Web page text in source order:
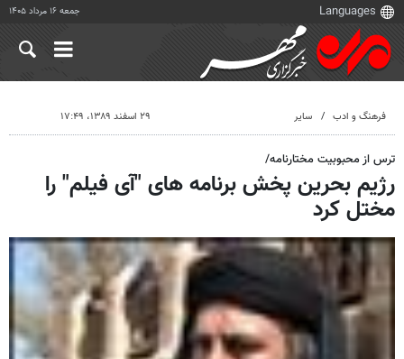
جمعه ۱۶ مرداد ۱۴۰۵
فرهنگ و ادب سایر ۲۹ اسفند ۱۳۸۹، ۱۷:۴۹
ترس از محبوبیت مختارنامه/
رژیم بحرین پخش برنامه های "آی فیلم" را
مختل کرد